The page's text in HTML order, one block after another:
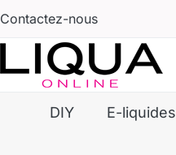
Contactez-nous
DIY E-liquides